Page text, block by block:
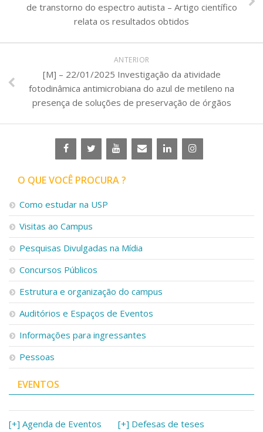
de transtorno do espectro autista – Artigo científico
relata os resultados obtidos
ANTERIOR
[M] – 22/01/2025 Investigação da atividade
fotodinâmica antimicrobiana do azul de metileno na
presença de soluções de preservação de órgãos
O QUE VOCÊ PROCURA ?
Como estudar na USP
Visitas ao Campus
Pesquisas Divulgadas na Mídia
Concursos Públicos
Estrutura e organização do campus
Auditórios e Espaços de Eventos
Informações para ingressantes
Pessoas
EVENTOS
[+] Agenda de Eventos [+] Defesas de teses